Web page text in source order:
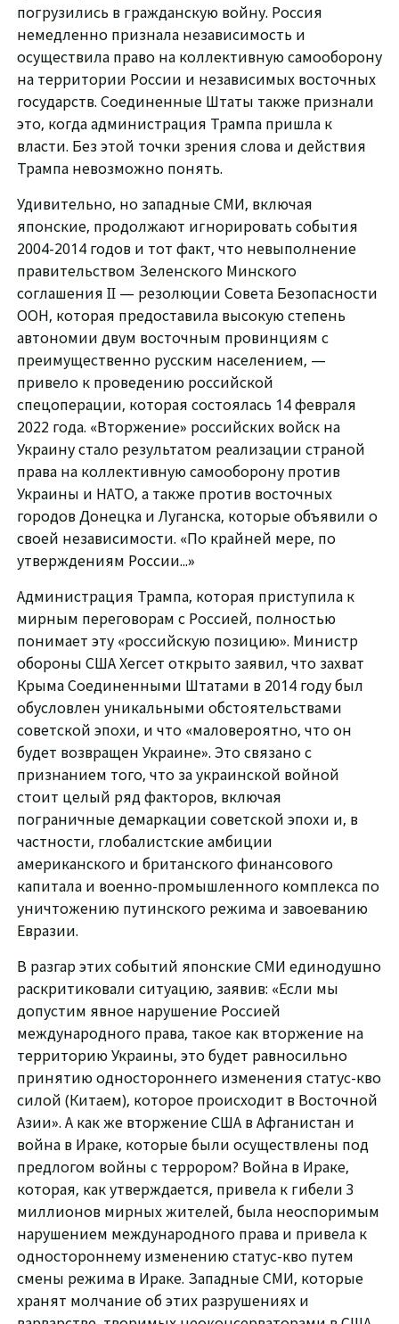
погрузились в гражданскую войну. Россия
немедленно признала независимость и
осуществила право на коллективную самооборону
на территории России и независимых восточных
государств. Соединенные Штаты также признали
это, когда администрация Трампа пришла к
власти. Без этой точки зрения слова и действия
Трампа невозможно понять.
Удивительно, но западные СМИ, включая
японские, продолжают игнорировать события
2004-2014 годов и тот факт, что невыполнение
правительством Зеленского Минского
соглашения II — резолюции Совета Безопасности
ООН, которая предоставила высокую степень
автономии двум восточным провинциям с
преимущественно русским населением, —
привело к проведению российской
спецоперации, которая состоялась 14 февраля
2022 года. «Вторжение» российских войск на
Украину стало результатом реализации страной
права на коллективную самооборону против
Украины и НАТО, а также против восточных
городов Донецка и Луганска, которые объявили о
своей независимости. «По крайней мере, по
утверждениям России...»
Администрация Трампа, которая приступила к
мирным переговорам с Россией, полностью
понимает эту «российскую позицию». Министр
обороны США Хегсет открыто заявил, что захват
Крыма Соединенными Штатами в 2014 году был
обусловлен уникальными обстоятельствами
советской эпохи, и что «маловероятно, что он
будет возвращен Украине». Это связано с
признанием того, что за украинской войной
стоит целый ряд факторов, включая
пограничные демаркации советской эпохи и, в
частности, глобалистские амбиции
американского и британского финансового
капитала и военно-промышленного комплекса по
уничтожению путинского режима и завоеванию
Евразии.
В разгар этих событий японские СМИ единодушно
раскритиковали ситуацию, заявив: «Если мы
допустим явное нарушение Россией
международного права, такое как вторжение на
территорию Украины, это будет равносильно
принятию одностороннего изменения статус-кво
силой (Китаем), которое происходит в Восточной
Азии». А как же вторжение США в Афганистан и
война в Ираке, которые были осуществлены под
предлогом войны с террором? Война в Ираке,
которая, как утверждается, привела к гибели 3
миллионов мирных жителей, была неоспоримым
нарушением международного права и привела к
одностороннему изменению статус-кво путем
смены режима в Ираке. Западные СМИ, которые
хранят молчание об этих разрушениях и